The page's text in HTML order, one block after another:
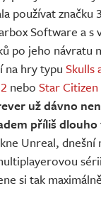
používat značku
Software a s
po jeho návratu
na hry typu Skulls
nebo Star Citizen
už dávno
příliš
Unreal, dnešní
si tak